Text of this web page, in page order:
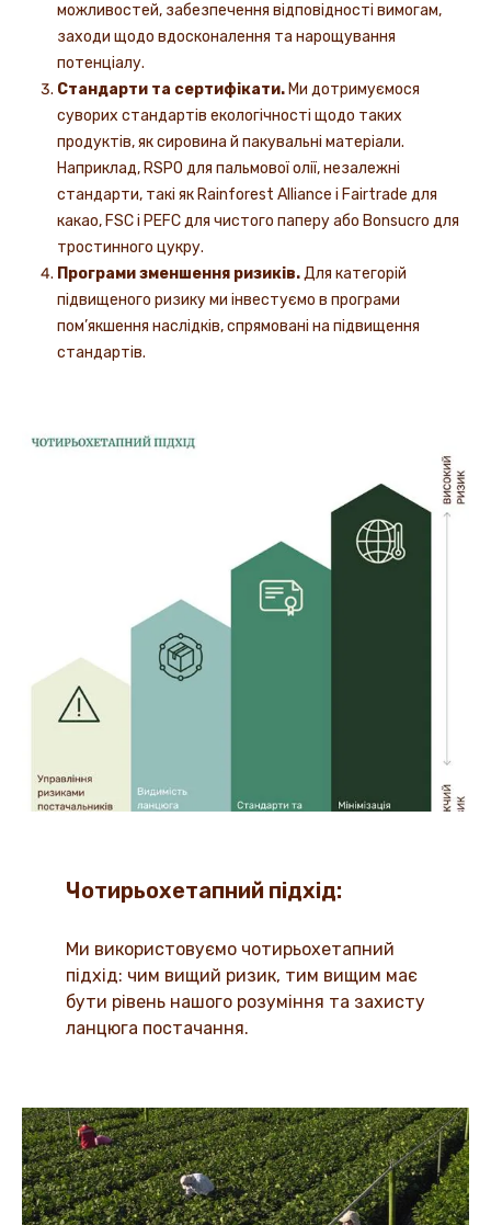
можливостей, забезпечення відповідності вимогам,
заходи щодо вдосконалення та нарощування
потенціалу.
Стандарти та сертифікати. Ми дотримуємося
суворих стандартів екологічності щодо таких
продуктів, як сировина й пакувальні матеріали.
Наприклад, RSPO для пальмової олії, незалежні
стандарти, такі як Rainforest Alliance і Fairtrade для
какао, FSC і PEFC для чистого паперу або Bonsucro для
тростинного цукру.
Програми зменшення ризиків.Для категорій
підвищеного ризику ми інвестуємо в програми
пом’якшення наслідків, спрямовані на підвищення
стандартів.
Чотирьохетапний підхід:
Ми використовуємо чотирьохетапний
підхід: чим вищий ризик, тим вищим має
бути рівень нашого розуміння та захисту
ланцюга постачання.